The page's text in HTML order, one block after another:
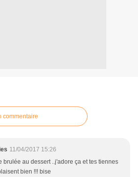
commentaire
11/04/2017 15:26
brulée au dessert ..j'adore ça et tes tiennes
bien !!! bise